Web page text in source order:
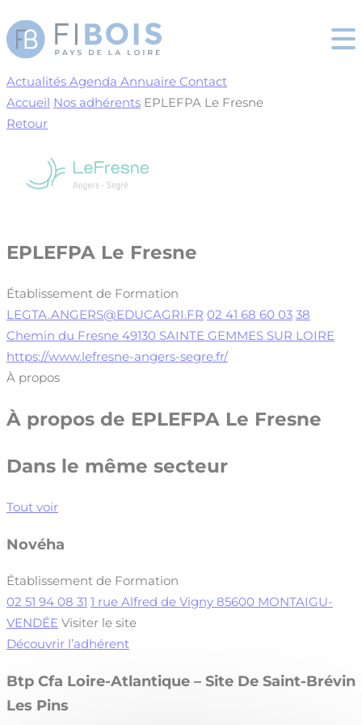
Actualités Agenda Annuaire Contact
Accueil Nos adhérents EPLEFPA Le Fresne
Retour
EPLEFPA Le Fresne
Établissement de Formation
LEGTA.ANGERS@EDUCAGRI.FR 02 41 68 60 03 38
Chemin du Fresne 49130 SAINTE GEMMES SUR LOIRE
https://www.lefresne-angers-segre.fr/
À propos
À propos de EPLEFPA Le Fresne
Dans le même secteur
Tout voir
Novéha
Établissement de Formation
02 51 94 08 31 1 rue Alfred de Vigny 85600 MONTAIGU-
VENDÉE Visiter le site
Découvrir l’adhérent
Btp Cfa Loire-Atlantique – Site De Saint-Brévin
Les Pins